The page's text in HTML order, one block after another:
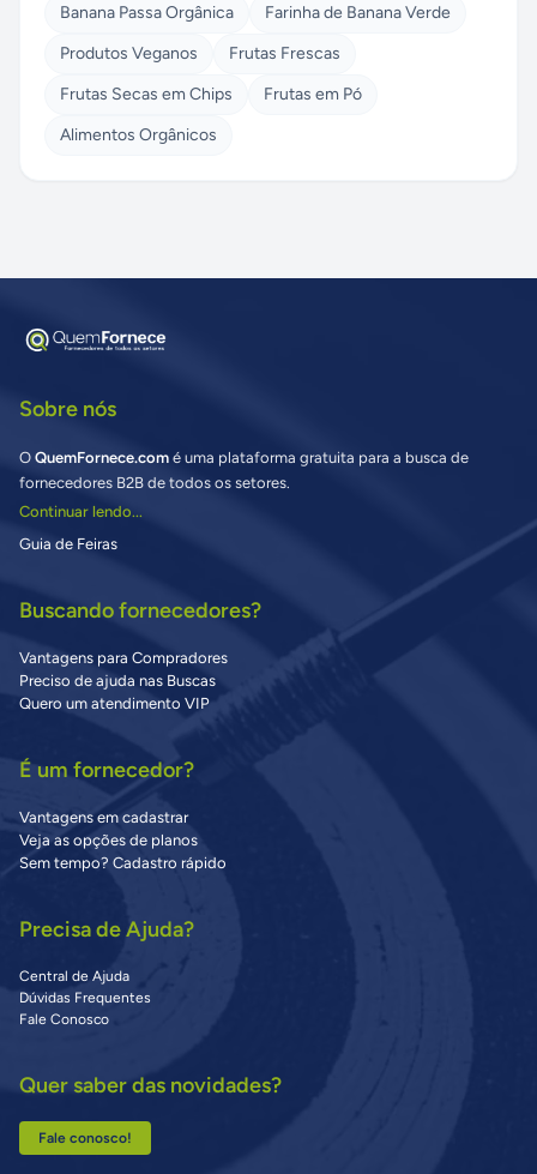
Banana Passa Orgânica
Farinha de Banana Verde
Produtos Veganos
Frutas Frescas
Frutas Secas em Chips
Frutas em Pó
Alimentos Orgânicos
Sobre nós
O QuemFornece.com é uma plataforma gratuita para a busca de
fornecedores B2B de todos os setores.
Continuar lendo...
Guia de Feiras
Buscando fornecedores?
Vantagens para Compradores
Preciso de ajuda nas Buscas
Quero um atendimento VIP
É um fornecedor?
Vantagens em cadastrar
Veja as opções de planos
Sem tempo? Cadastro rápido
Precisa de Ajuda?
Central de Ajuda
Dúvidas Frequentes
Fale Conosco
Quer saber das novidades?
Fale conosco!